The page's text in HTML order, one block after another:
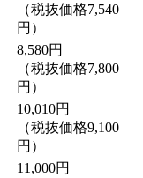
（税抜価格7,540
円）
8,580円
（税抜価格7,800
円）
10,010円
（税抜価格9,100
円）
11,000円